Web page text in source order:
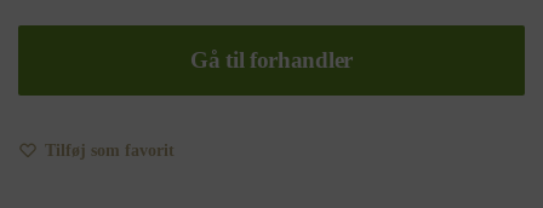
Gå til forhandler
Tilføj som favorit